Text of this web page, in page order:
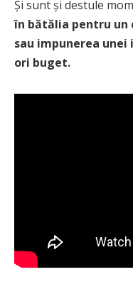
Și sunt și destule
în bătălia pentru un
sau impunerea
ori buget.